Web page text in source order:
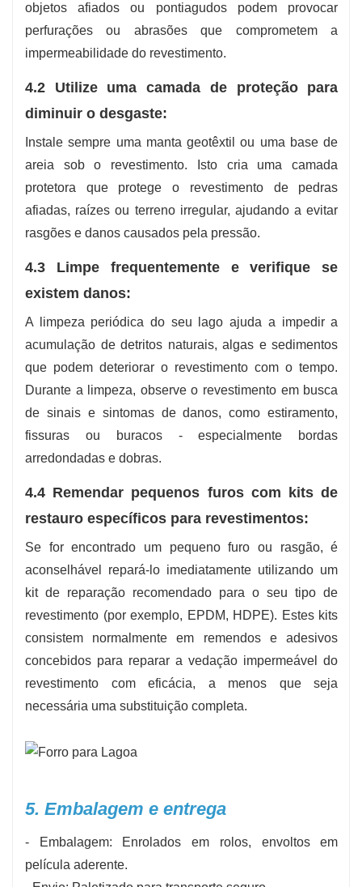
objetos afiados ou pontiagudos podem provocar
perfurações ou abrasões que comprometem a
impermeabilidade do revestimento.
4.2 Utilize uma camada de proteção para
diminuir o desgaste:
Instale sempre uma manta geotêxtil ou uma base de
areia sob o revestimento. Isto cria uma camada
protetora que protege o revestimento de pedras
afiadas, raízes ou terreno irregular, ajudando a evitar
rasgões e danos causados pela pressão.
4.3 Limpe frequentemente e verifique se
existem danos:
A limpeza periódica do seu lago ajuda a impedir a
acumulação de detritos naturais, algas e sedimentos
que podem deteriorar o revestimento com o tempo.
Durante a limpeza, observe o revestimento em busca
de sinais e sintomas de danos, como estiramento,
fissuras ou buracos - especialmente bordas
arredondadas e dobras.
4.4 Remendar pequenos furos com kits de
restauro específicos para revestimentos:
Se for encontrado um pequeno furo ou rasgão, é
aconselhável repará-lo imediatamente utilizando um
kit de reparação recomendado para o seu tipo de
revestimento (por exemplo, EPDM, HDPE). Estes kits
consistem normalmente em remendos e adesivos
concebidos para reparar a vedação impermeável do
revestimento com eficácia, a menos que seja
necessária uma substituição completa.
5. Embalagem e entrega
- Embalagem: Enrolados em rolos, envoltos em
película aderente.